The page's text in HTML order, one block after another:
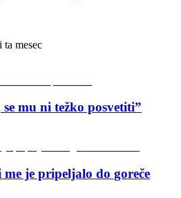
mesec
mu ni težko posvetiti”
je pripeljalo do goreče